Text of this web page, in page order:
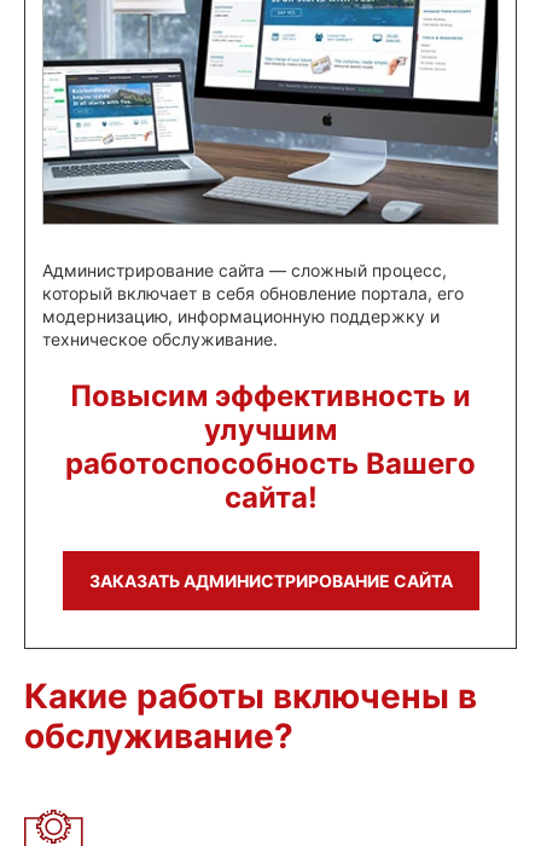
Администрирование сайта — сложный процесс,
который включает в себя обновление портала, его
модернизацию, информационную поддержку и
техническое обслуживание.
Повысим эффективность и
улучшим
работоспособность Вашего
сайта!
ЗАКАЗАТЬ АДМИНИСТРИРОВАНИЕ САЙТА
Какие работы включены в
обслуживание?